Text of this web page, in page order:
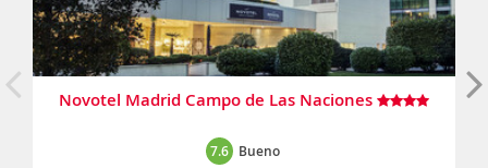
Novotel Madrid Campo de Las Naciones
7.6 Bueno